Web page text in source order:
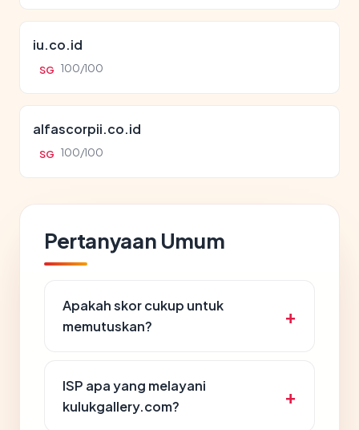
iu.co.id
SG 100/100
alfascorpii.co.id
SG 100/100
Pertanyaan Umum
Apakah skor cukup untuk
memutuskan?
ISP apa yang melayani
kulukgallery.com?